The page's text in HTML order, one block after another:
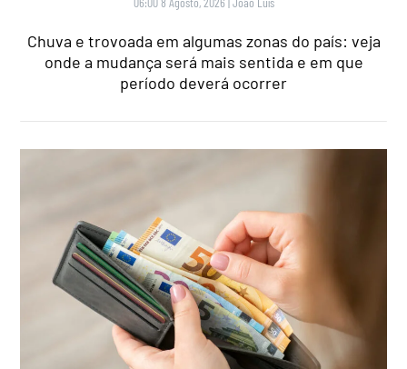
Chuva e trovoada em algumas zonas do país: veja
onde a mudança será mais sentida e em que
período deverá ocorrer